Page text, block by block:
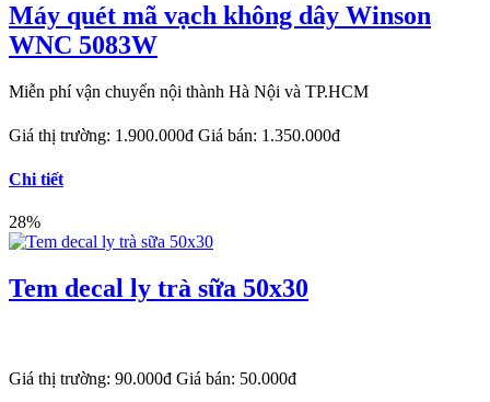
Máy quét mã vạch không dây Winson
WNC 5083W
Miễn phí vận chuyển nội thành Hà Nội và TP.HCM
Giá thị trường: 1.900.000đ Giá bán: 1.350.000đ
Chi tiết
28%
Tem decal ly trà sữa 50x30
Giá thị trường: 90.000đ Giá bán: 50.000đ